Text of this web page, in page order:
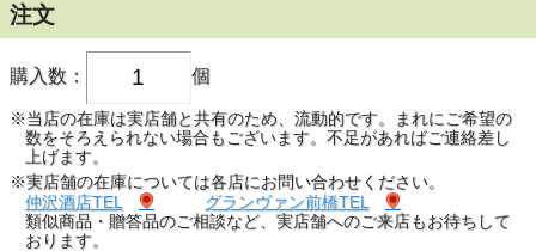
注文
購入数： 個
※当店の在庫は実店舗と共有のため、流動的です。まれにご希望の
数をそろえられない場合もございます。不足があればご連絡差し
上げます。
※実店舗の在庫については各店にお問い合わせください。
仲沢酒店TEL
グランヴァン前橋TEL
類似商品・贈答品のご相談など、実店舗へのご来店もお待ちして
おります。